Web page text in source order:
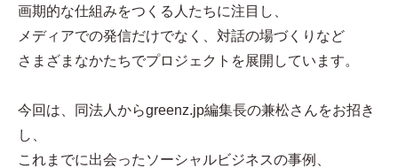
画期的な仕組みをつくる人たちに注目し、
メディアでの発信だけでなく、対話の場づくりなど
さまざまなかたちでプロジェクトを展開しています。
今回は、同法人からgreenz.jp編集長の兼松さんをお招き
し、
これまでに出会ったソーシャルビジネスの事例、